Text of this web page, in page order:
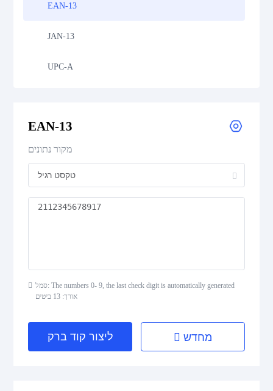
EAN-13
JAN-13
UPC-A
UPC Supplemental 2-Digit
EAN-13
מקור נתונים
סמל: The numbers 0- 9, the last check digit is automatically generated
אורך: 13 ביטים
ליצור קוד ברק מחדש